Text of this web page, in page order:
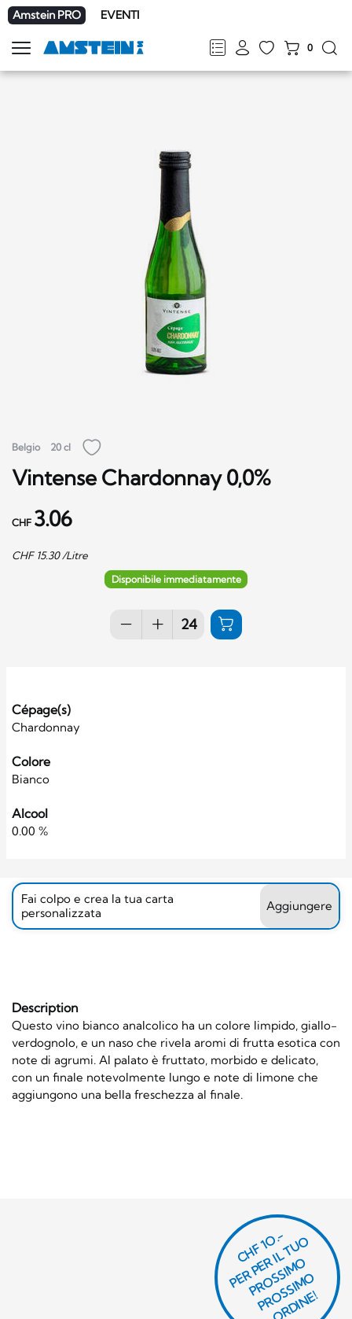
Amstein PRO EVENTI
FRDEENIT
0
Mostra
la
Belgio 20 cl
Vintense Chardonnay 0,0%
CHF 3.06
CHF 15.30/Litre
Disponibile immediatamente
Cépage(s)
Chardonnay
Colore
Bianco
Alcool
0.00 %
Fai colpo e crea la tua carta
personalizzata
Aggiungere
Description
Questo vino bianco analcolico ha un colore limpido, giallo-
verdognolo, e un naso che rivela aromi di frutta esotica con
note di agrumi. Al palato è fruttato, morbido e delicato,
con un finale notevolmente lungo e note di limone che
aggiungono una bella freschezza al finale.
CHF 1O.-
P
E
R
P
E
R I
L
T
U
O
P
R
O
S
SI
M
O
P
R
O
S
SI
M
O
O
R
DI
N
E!